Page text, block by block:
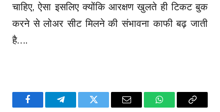
चाहिए, ऐसा इसलिए क्योंकि आरक्षण खुलते ही टिकट बुक
करने से लोअर सीट मिलने की संभावना काफी बढ़ जाती
है….
FacebookTelegramTwitter Email WhatsAppCopy